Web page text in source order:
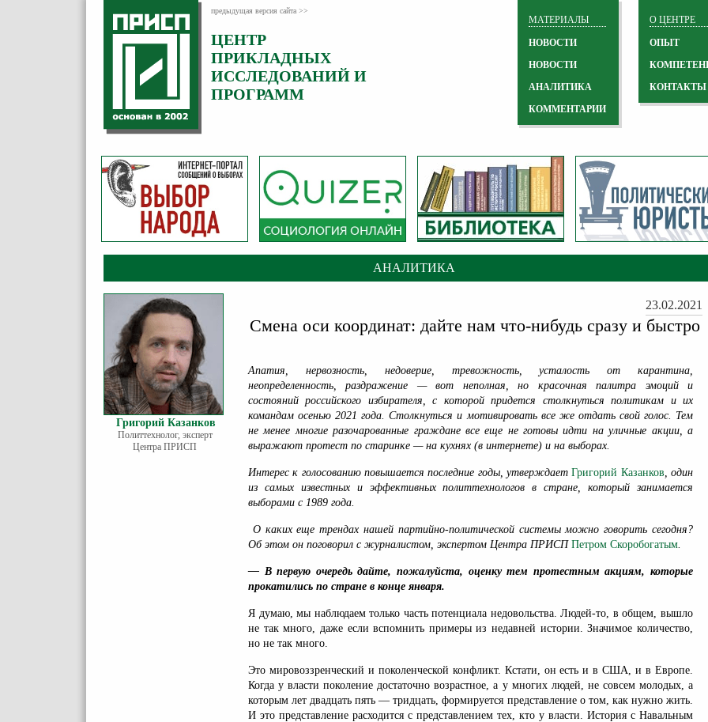
предыдущая версия сайта >>
ЦЕНТР
ПРИКЛАДНЫХ
ИССЛЕДОВАНИЙ И
ПРОГРАММ
О ЦЕНТРЕ
ОПЫТ
КОНТАКТЫ
МАТЕРИАЛЫ
НОВОСТИ
НОВОСТИ
АНАЛИТИКА
КОММЕНТАРИИ
АНАЛИТИКА
Григорий Казанков
Политтехнолог, эксперт
Центра ПРИСП
23.02.2021
Смена оси координат: дайте нам что-нибудь сразу и быстро
Апатия, нервозность, недоверие, тревожность, усталость от карантина,
неопределенность, раздражение — вот неполная, но красочная палитра эмоций и
состояний российского избирателя, с которой придется столкнуться политикам и их
командам осенью 2021 года. Столкнуться и мотивировать все же отдать свой голос. Тем
не менее многие разочарованные граждане все еще не готовы идти на уличные акции, а
выражают протест по старинке — на кухнях (в интернете) и на выборах.
Интерес к голосованию повышается последние годы, утверждаетГригорий Казанков, один
из самых известных и эффективных политтехнологов в стране, который занимается
выборами с 1989 года.
О каких еще трендах нашей партийно-политической системы можно говорить сегодня?
Об этом он поговорил с журналистом, экспертом Центра ПРИСП Петром Скоробогатым.
— В первую очередь дайте, пожалуйста, оценку тем протестным акциям, которые
прокатились по стране в конце января.
Я думаю, мы наблюдаем только часть потенциала недовольства. Людей-то, в общем, вышло
не так много, даже если вспомнить примеры из недавней истории. Значимое количество,
но не так много.
Это мировоззренческий и поколенческой конфликт. Кстати, он есть и в США, и в Европе.
Когда у власти поколение достаточно возрастное, а у многих людей, не совсем молодых, а
которым лет двадцать пять — тридцать, формируется представление о том, как нужно жить.
И это представление расходится с представлением тех, кто у власти. История с Навальным